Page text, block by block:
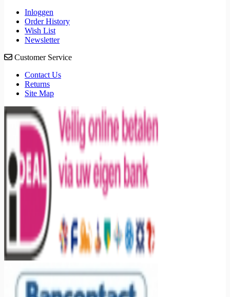
Inloggen
Order History
Wish List
Newsletter
Customer Service
Contact Us
Returns
Site Map